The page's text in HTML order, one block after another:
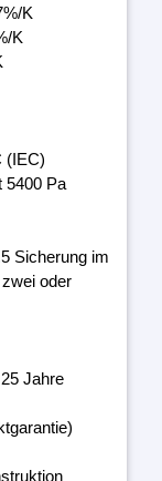
K
K
(IEC)
5400 Pa
Sicherung im
oder
Jahre